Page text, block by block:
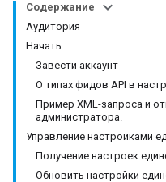
Содержание
Аудитория
Начать
Завести аккаунт
О типах фидов API в
Пример XML-запроса и
администратора.
Управление настройками
Получение настроек
Обновить настройки